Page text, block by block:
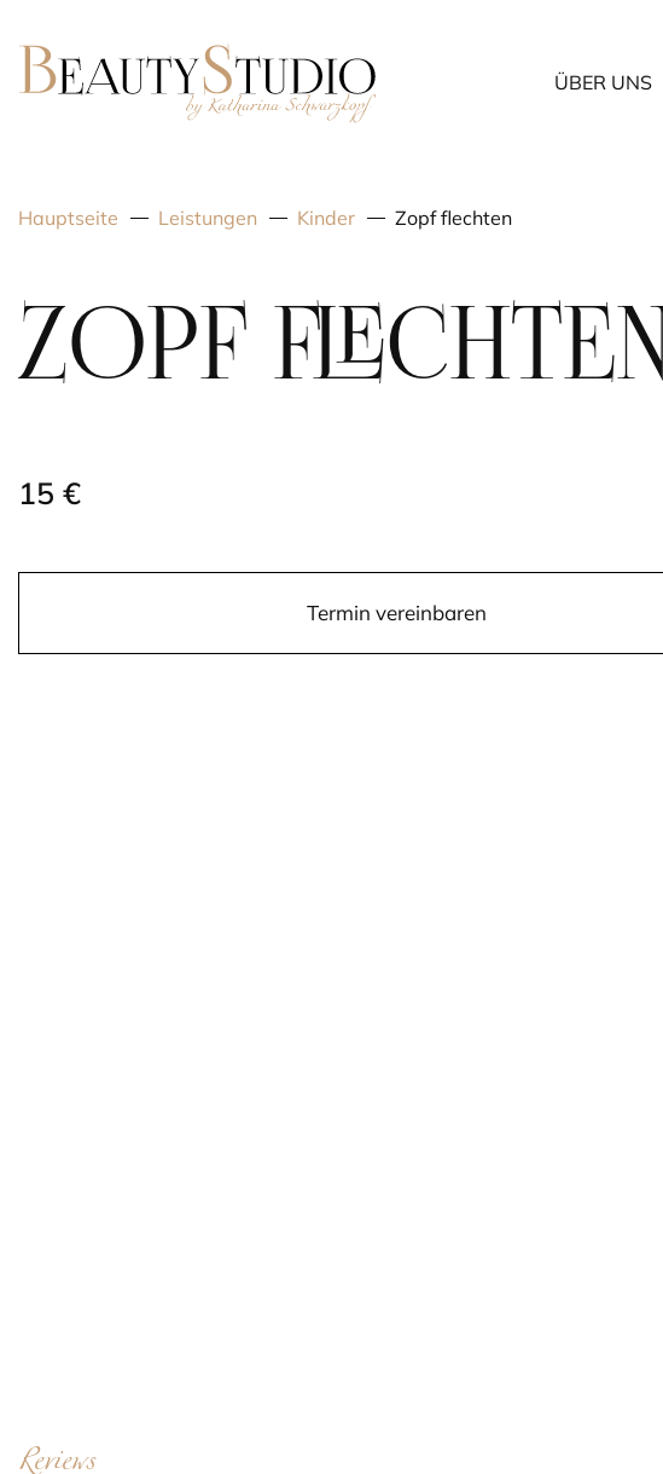
ÜBER UNS
Hauptseite Leistungen Kinder Zopf flechten
ZOPF FLECHTEN
15 €
Termin vereinbaren
Reviews